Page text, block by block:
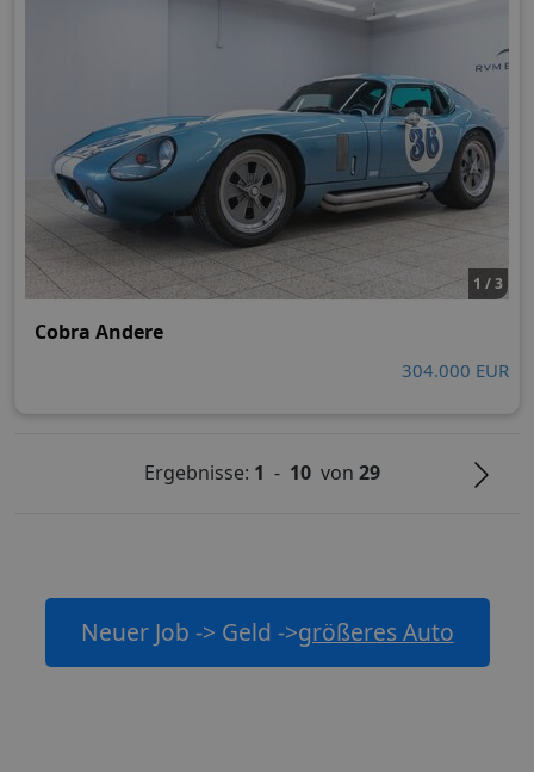
1 / 3
Cobra Andere
304.000 EUR
Ergebnisse: 1 - 10von 29
Neuer Job -> Geld ->größeres Auto